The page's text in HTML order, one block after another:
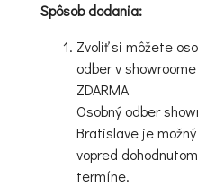
Spôsob dodania:
Zvoliť si môžete
odber v showroome
ZDARMA
Osobný odber
Bratislave je
vopred dohodnutom
termíne.